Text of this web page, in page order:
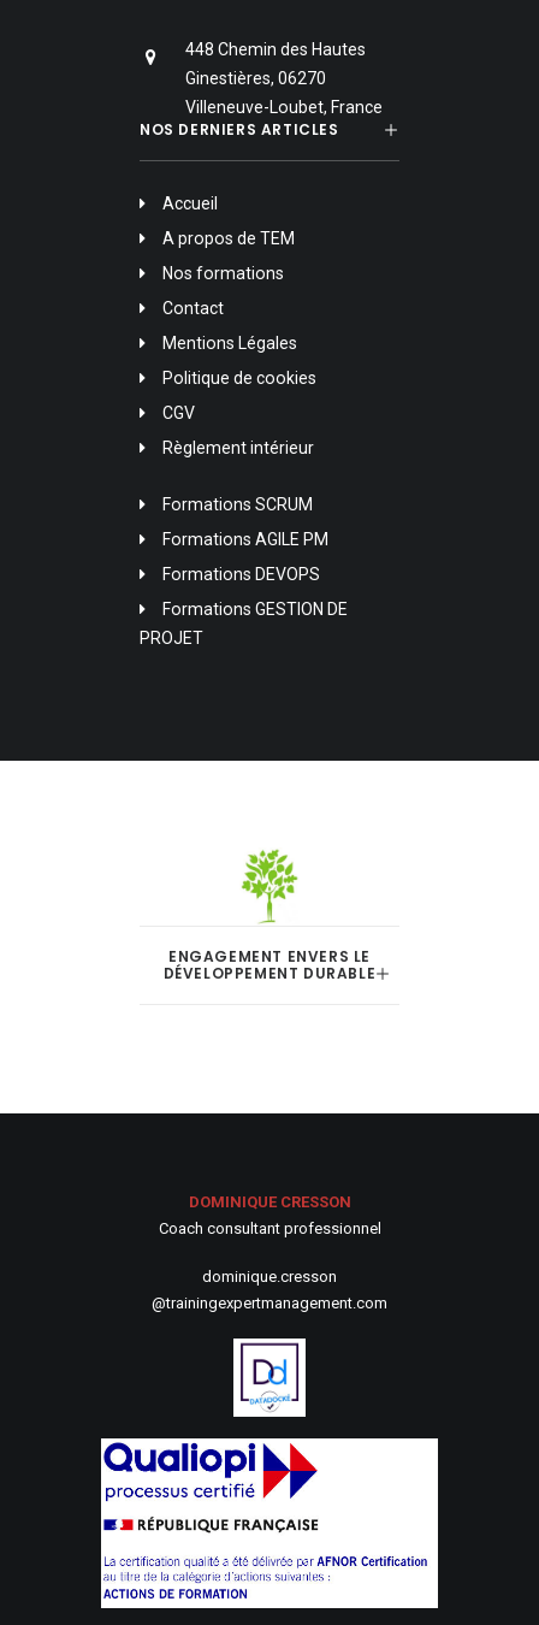
448 Chemin des Hautes
Ginestières, 06270
Villeneuve-Loubet, France
NOS DERNIERS ARTICLES
Accueil
A propos de TEM
Nos formations
Contact
Mentions Légales
Politique de cookies
CGV
Règlement intérieur
Formations SCRUM
Formations AGILE PM
Formations DEVOPS
Formations GESTION DE
PROJET
ENGAGEMENT ENVERS LE
DÉVELOPPEMENT DURABLE
DOMINIQUE CRESSON
Coach consultant professionnel
dominique.cresson
@trainingexpertmanagement.com